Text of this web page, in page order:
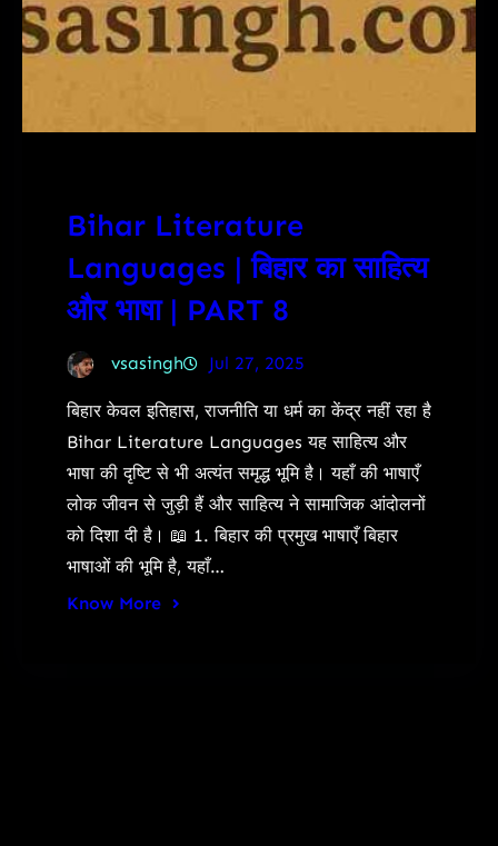
Bihar Literature
Languages | बिहार का साहित्य
और भाषा | PART 8
vsasingh Jul 27, 2025
बिहार केवल इतिहास, राजनीति या धर्म का केंद्र नहीं रहा है
Bihar Literature Languages यह साहित्य और
भाषा की दृष्टि से भी अत्यंत समृद्ध भूमि है। यहाँ की भाषाएँ
लोक जीवन से जुड़ी हैं और साहित्य ने सामाजिक आंदोलनों
को दिशा दी है। 📖 1. बिहार की प्रमुख भाषाएँ बिहार
भाषाओं की भूमि है, यहाँ…
Know More